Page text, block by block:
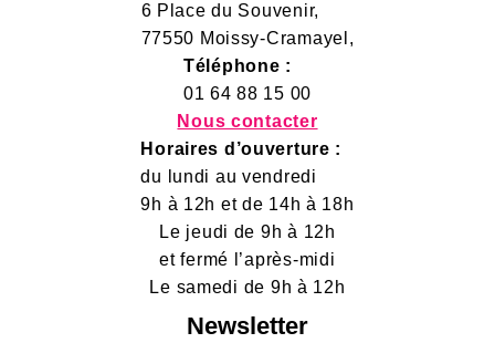
6 Place du Souvenir,
77550 Moissy-Cramayel,
Téléphone :
01 64 88 15 00
Nous contacter
Horaires d’ouverture :
du lundi au vendredi
9h à 12h et de 14h à 18h
Le jeudi de 9h à 12h
et fermé l’après-midi
Le samedi de 9h à 12h
Newsletter